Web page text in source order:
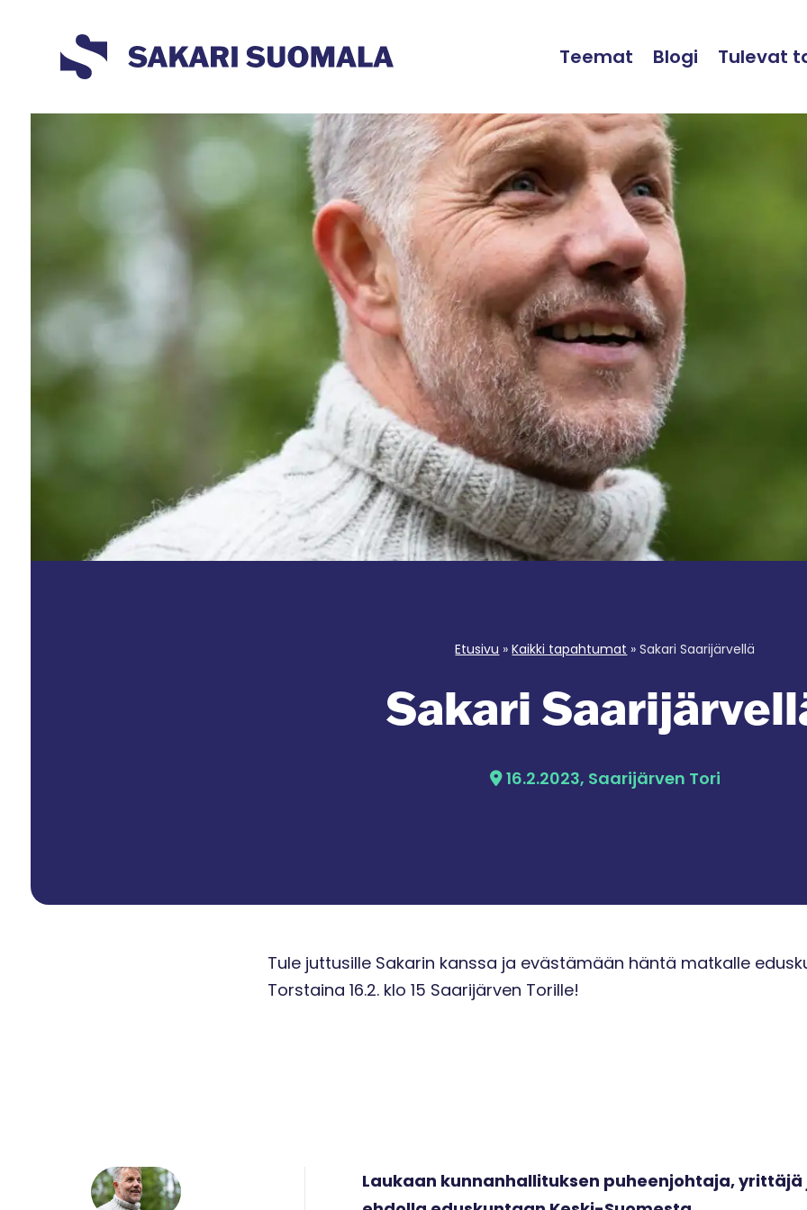
Teemat Blogi Tulevat
Etusivu »Kaikki tapahtumat »Sakari Saarijärvellä
Sakari
16.2.2023, Saarijärven Tori
Tule juttusille Sakarin kanssa ja evästämään häntä matkalle
Torstaina 16.2. klo 15 Saarijärven Torille!
Laukaan kunnanhallituksen puheenjohtaja, yrittäjä